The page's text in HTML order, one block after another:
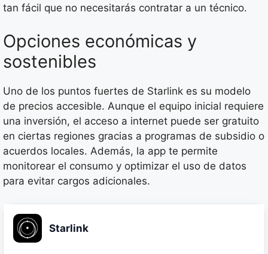
tan fácil que no necesitarás contratar a un técnico.
Opciones económicas y
sostenibles
Uno de los puntos fuertes de Starlink es su modelo
de precios accesible. Aunque el equipo inicial requiere
una inversión, el acceso a internet puede ser gratuito
en ciertas regiones gracias a programas de subsidio o
acuerdos locales. Además, la app te permite
monitorear el consumo y optimizar el uso de datos
para evitar cargos adicionales.
Starlink